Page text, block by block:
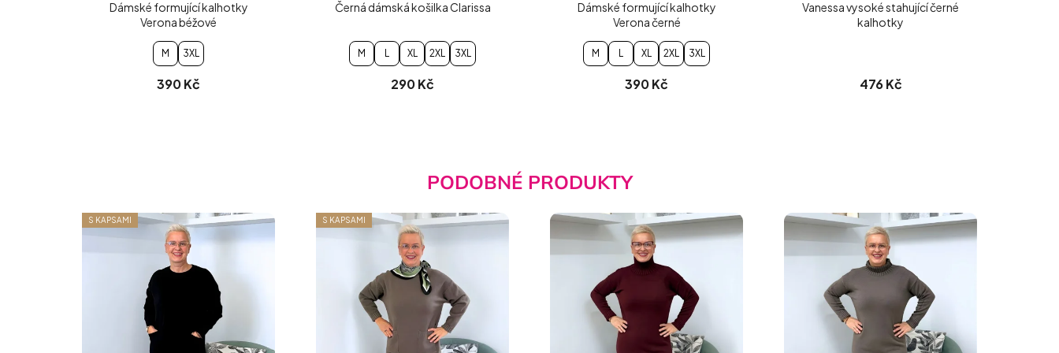
Dámské formující kalhotky
Verona béžové
M 3XL
390 Kč
Černá dámská košilka Clarissa
M L XL 2XL 3XL
290 Kč
Dámské formující kalhotky
Verona černé
M L XL 2XL 3XL
390 Kč
Vanessa vysoké stahující černé
kalhotky
476 Kč
PODOBNÉ PRODUKTY
S KAPSAMI S KAPSAMI